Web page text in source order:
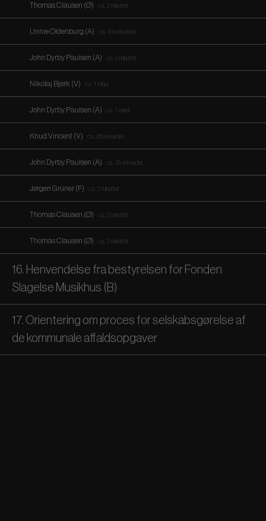
Thomas Clausen (Ø) ca. 2 minutter
Unnie Oldenburg (A) ca. 44 sekunder
John Dyrby Paulsen (A) ca. 2 minutter
Nikolaj Bjørk (V) ca. 1 minut
John Dyrby Paulsen (A) ca. 1 minut
Knud Vincent (V) ca. 28 sekunder
John Dyrby Paulsen (A) ca. 35 sekunder
Jørgen Grüner (F) ca. 2 minutter
Thomas Clausen (Ø) ca. 2 minutter
Thomas Clausen (Ø) ca. 2 minutter
16. Henvendelse fra bestyrelsen for Fonden
Slagelse Musikhus (B)
17. Orientering om proces for selskabsgørelse af
de kommunale affaldsopgaver